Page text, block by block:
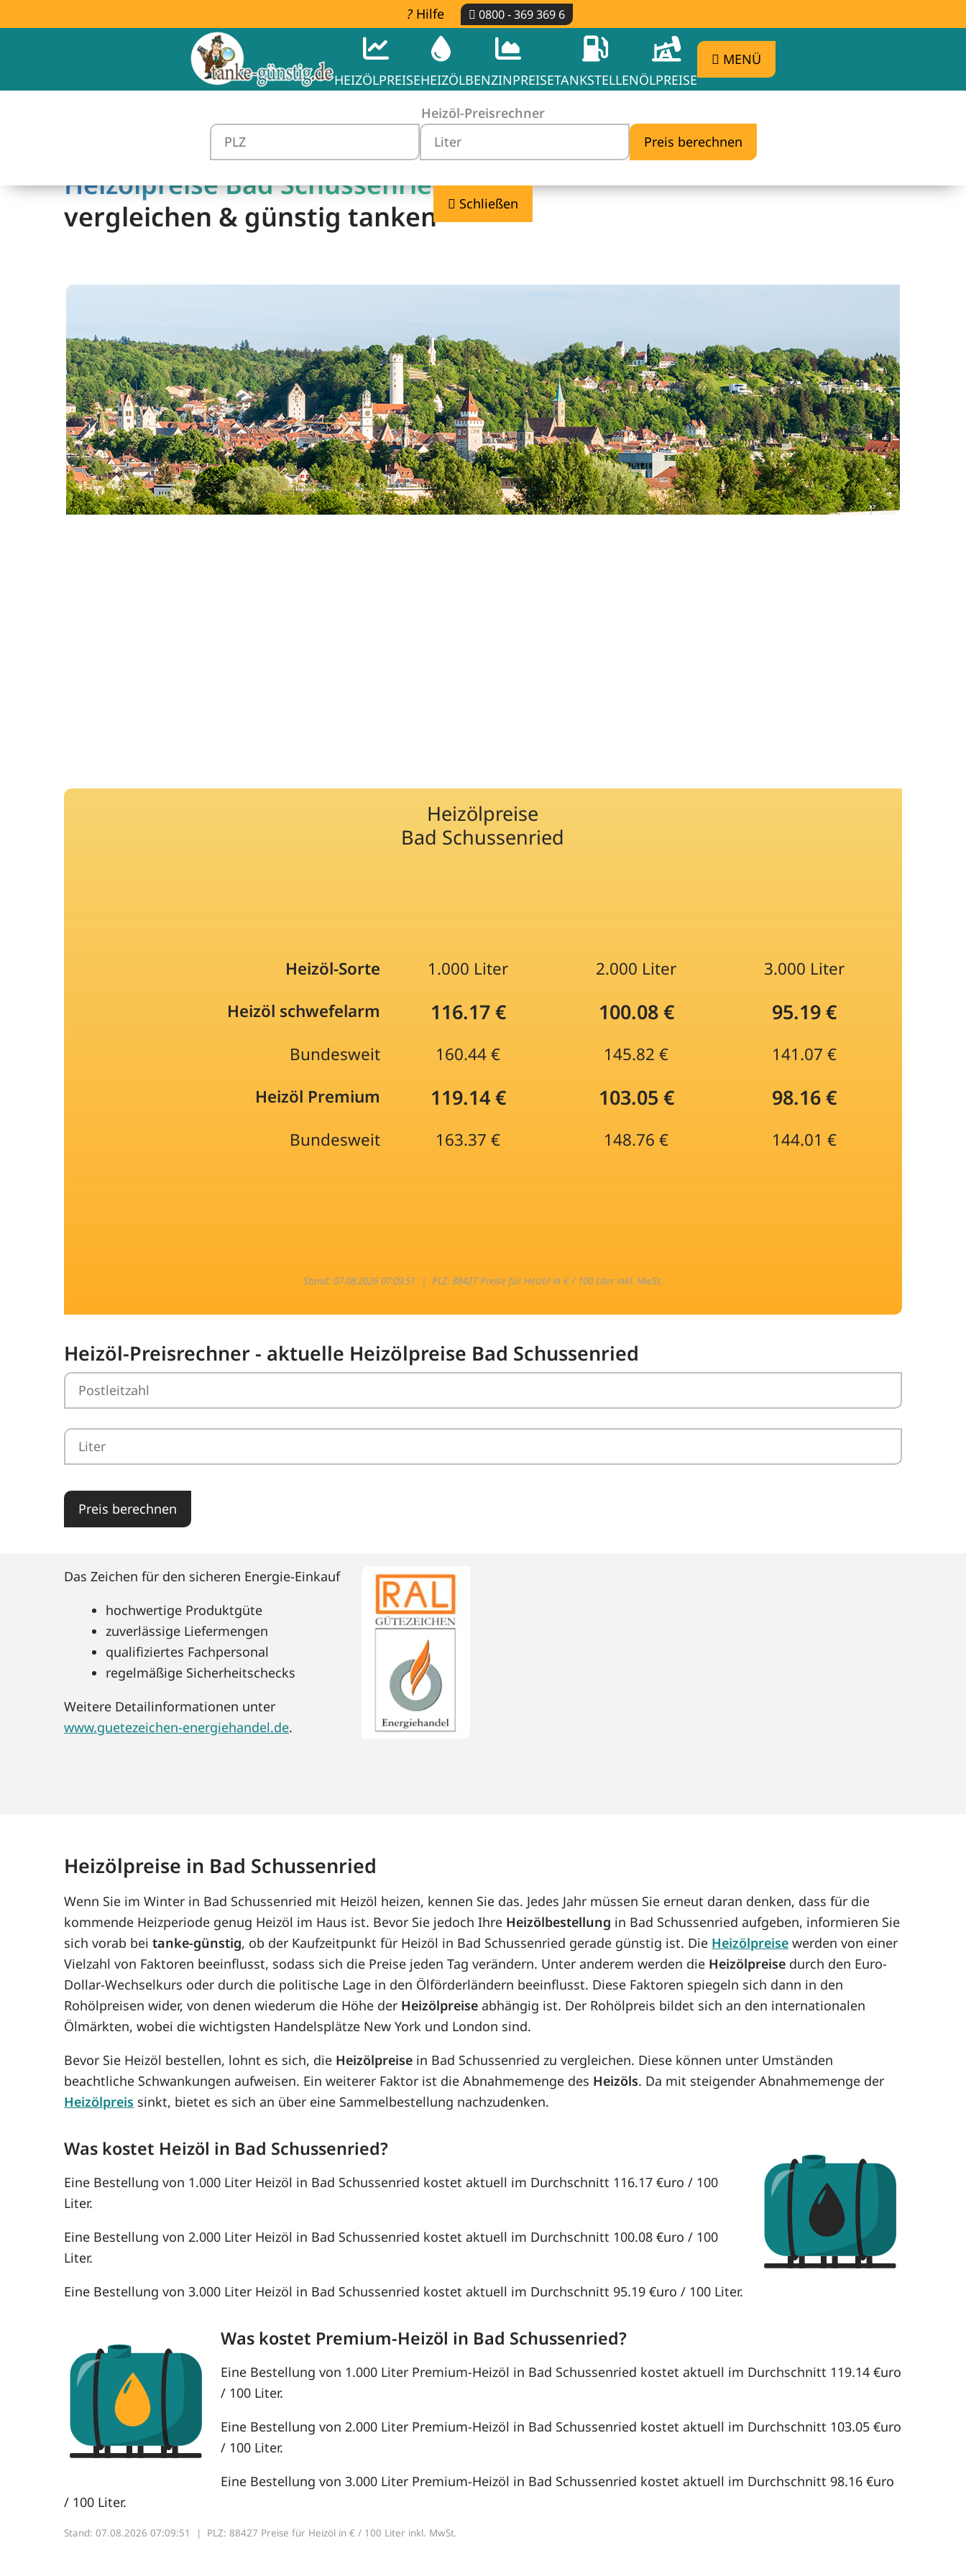
Hilfe 0800 - 369 369 6
HEIZÖLPREISEHEIZÖLBENZINPREISETANKSTELLENÖLPREISE
MENÜ
Heizöl-Preisrechner
Schließen
Heizölpreise Bad Schussenried -
vergleichen & günstig tanken
Heizölpreise
Bad Schussenried
Heizöl-Sorte 1.000 Liter 2.000 Liter
3.000 Liter
Heizöl schwefelarm
116.17 € 100.08 € 95.19 €
Bundesweit 160.44 € 145.82 €
141.07 €
Heizöl Premium
119.14 € 103.05 € 98.16 €
Bundesweit 163.37 € 148.76 € 144.01 €
Stand: 07.08.2026 07:09:51 |PLZ: 88427 Preise für Heizöl in € / 100 Liter inkl. MwSt.
Heizöl-Preisrechner - aktuelle Heizölpreise Bad Schussenried
Preis berechnen
Das Zeichen für den sicheren Energie-Einkauf
hochwertige Produktgüte
zuverlässige Liefermengen
qualifiziertes Fachpersonal
regelmäßige Sicherheitschecks
Weitere Detailinformationen unter
www.guetezeichen-energiehandel.de.
Heizölpreise in Bad Schussenried
Wenn Sie im Winter in Bad Schussenried mit Heizöl heizen, kennen Sie das. Jedes Jahr müssen Sie erneut daran denken, dass für die
kommende Heizperiode genug Heizöl im Haus ist. Bevor Sie jedoch Ihre Heizölbestellung in Bad Schussenried aufgeben, informieren Sie
sich vorab beitanke-günstig, ob der Kaufzeitpunkt für Heizöl in Bad Schussenried gerade günstig ist. Die Heizölpreise werden von einer
Vielzahl von Faktoren beeinflusst, sodass sich die Preise jeden Tag verändern. Unter anderem werden die Heizölpreise durch den Euro-
Dollar-Wechselkurs oder durch die politische Lage in den Ölförderländern beeinflusst. Diese Faktoren spiegeln sich dann in den
Rohölpreisen wider, von denen wiederum die Höhe der Heizölpreise abhängig ist. Der Rohölpreis bildet sich an den internationalen
Ölmärkten, wobei die wichtigsten Handelsplätze New York und London sind.
Bevor Sie Heizöl bestellen, lohnt es sich, die Heizölpreise in Bad Schussenried zu vergleichen. Diese können unter Umständen
beachtliche Schwankungen aufweisen. Ein weiterer Faktor ist die Abnahmemenge des Heizöls. Da mit steigender Abnahmemenge der
Heizölpreis sinkt, bietet es sich an über eine Sammelbestellung nachzudenken.
Was kostet Heizöl in Bad Schussenried?
Eine Bestellung von 1.000 Liter Heizöl in Bad Schussenried kostet aktuell im Durchschnitt 116.17 €uro / 100
Liter.
Eine Bestellung von 2.000 Liter Heizöl in Bad Schussenried kostet aktuell im Durchschnitt 100.08 €uro / 100
Liter.
Eine Bestellung von 3.000 Liter Heizöl in Bad Schussenried kostet aktuell im Durchschnitt 95.19 €uro / 100 Liter.
Was kostet Premium-Heizöl in Bad Schussenried?
Eine Bestellung von 1.000 Liter Premium-Heizöl in Bad Schussenried kostet aktuell im Durchschnitt 119.14 €uro
/ 100 Liter.
Eine Bestellung von 2.000 Liter Premium-Heizöl in Bad Schussenried kostet aktuell im Durchschnitt 103.05 €uro
/ 100 Liter.
Eine Bestellung von 3.000 Liter Premium-Heizöl in Bad Schussenried kostet aktuell im Durchschnitt 98.16 €uro
/ 100 Liter.
Stand: 07.08.2026 07:09:51 | PLZ: 88427 Preise für Heizöl in € / 100 Liter inkl. MwSt.